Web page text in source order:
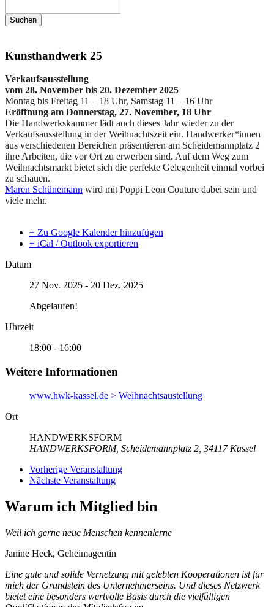
Suchen
Kunsthandwerk 25
Verkaufsausstellung
vom 28. November bis 20. Dezember 2025
Montag bis Freitag 11 – 18 Uhr, Samstag 11 – 16 Uhr
Eröffnung am Donnerstag, 27. November, 18 Uhr
Die Handwerkskammer lädt auch dieses Jahr wieder zu der
Verkaufsausstellung in der Weihnachtszeit ein. Handwerker*innen
aus verschiedenen Bereichen präsentieren am Scheidemannplatz 2
ihre Arbeiten, die vor Ort zu erwerben sind. Auf dem Weg zum
Weihnachtsmarkt bietet sich die perfekte Gelegenheit einmal vorbei
zu schauen.
Maren Schünemann wird mit Poppi Leon Couture dabei sein und
viele mehr.
+ Zu Google Kalender hinzufügen
+ iCal / Outlook exportieren
Datum
27 Nov. 2025 - 20 Dez. 2025
Abgelaufen!
Uhrzeit
18:00 - 16:00
Weitere Informationen
www.hwk-kassel.de > Weihnachtsaustellung
Ort
HANDWERKSFORM
HANDWERKSFORM, Scheidemannplatz 2, 34117 Kassel
Vorherige Veranstaltung
Nächste Veranstaltung
Warum ich Mitglied bin
Weil ich gerne neue Menschen kennenlerne
Janine Heck, Geheimagentin
Eine gute und solide Vernetzung mit gelebten Kooperationen ist für
mich der Grundstein des Unternehmerseins. Und dieses Netzwerk
bietet eine besonders wertvolle Basis durch die vielfältigen